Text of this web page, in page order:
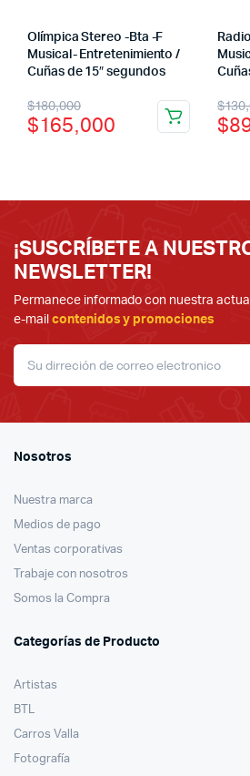
Olímpica Stereo -Bta -F
Musical- Entretenimiento /
Cuñas de 15″ segundos
$180,000
El
precio
era:
$165,000
El
precio
es:
$
El
$
El
es:
¡SUSCRÍBETE A
NEWSLETTER!
Permanece informado con nuestra
e-mail contenidos y promociones
Nosotros
Nuestra marca
Medios de pago
Ventas corporativas
Trabaje con nosotros
Somos la Compra
Categorías de Producto
Artistas
BTL
Carros Valla
Fotografía